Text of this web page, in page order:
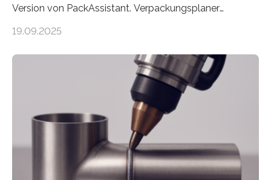
Version von PackAssistant. Verpackungsplaner
Automobil, Maschinenbau und in der Zulieferindustrie.
Teile als eine Einheit verpacken. Die Anordnung kann
der Benutzer vorgeben und erhält so mehr Kontrolle
über die Positionierung der Bauteile. Die ebenfalls neue
Automatisierungsschnittstelle dient dazu, die Software
besser in spezifische Unternehmensprozesse
einzubinden. Sankt Augustin – Zur Messe FACHPACK
vom 23. bis 25. September in Nürnberg…
19.09.2025